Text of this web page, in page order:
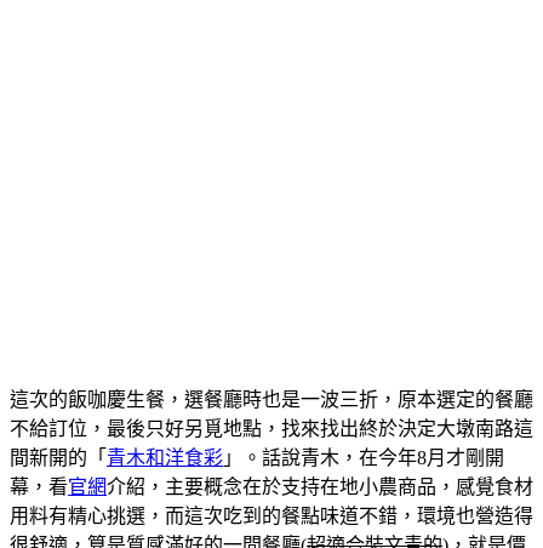
這次的飯咖慶生餐，選餐廳時也是一波三折，原本選定的餐廳
不給訂位，最後只好另覓地點，找來找出終於決定大墩南路這
間新開的「 青木和洋食彩 」。話說青木，在今年8月才剛開
幕，看官網介紹，主要概念在於支持在地小農商品，感覺食材
用料有精心挑選，而這次吃到的餐點味道不錯，環境也營造得